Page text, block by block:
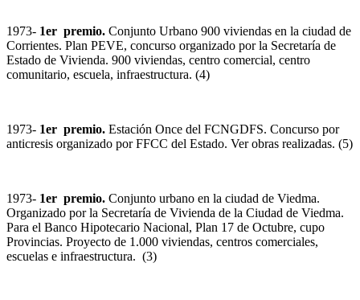
1973- 1er premio. Conjunto Urbano 900 viviendas en la ciudad de
Corrientes. Plan PEVE, concurso organizado por la Secretaría de
Estado de Vivienda. 900 viviendas, centro comercial, centro
comunitario, escuela, infraestructura. (4)
1973- 1er premio. Estación Once del FCNGDFS. Concurso por
anticresis organizado por FFCC del Estado. Ver obras realizadas. (5)
1973- 1er premio. Conjunto urbano en la ciudad de Viedma.
Organizado por la Secretaría de Vivienda de la Ciudad de Viedma.
Para el Banco Hipotecario Nacional, Plan 17 de Octubre, cupo
Provincias. Proyecto de 1.000 viviendas, centros comerciales,
escuelas e infraestructura. (3)